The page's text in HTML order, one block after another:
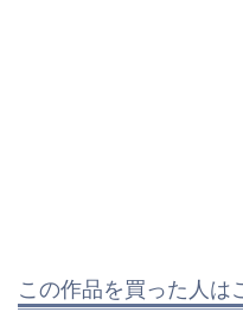
この作品を買った人は